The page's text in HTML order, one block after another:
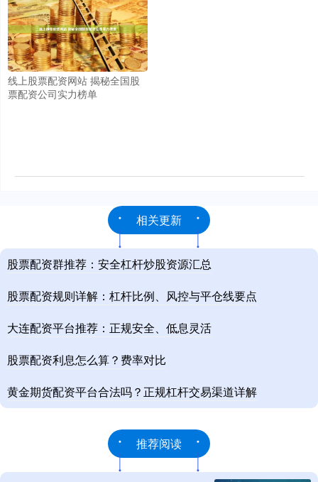
线上股票配资网站 揭秘全国股
票配资公司实力榜单
相关更新
股票配资群推荐：安全杠杆炒股资源汇总
股票配资规则详解：杠杆比例、风控与平仓线要点
大连配资平台推荐：正规安全、低息灵活
股票配资利息怎么算？费率对比
黄金期货配资平台合法吗？正规杠杆交易渠道详解
推荐阅读